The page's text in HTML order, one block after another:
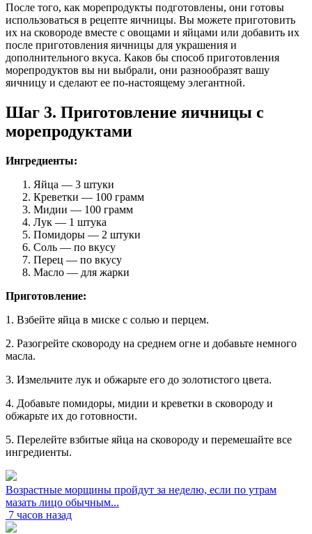
После того, как морепродукты подготовлены, они готовы
использоваться в рецепте яичницы. Вы можете приготовить
их на сковороде вместе с овощами и яйцами или добавить их
после приготовления яичницы для украшения и
дополнительного вкуса. Каков бы способ приготовления
морепродуктов вы ни выбрали, они разнообразят вашу
яичницу и сделают ее по-настоящему элегантной.
Шаг 3. Приготовление яичницы с
морепродуктами
Ингредиенты:
Яйца — 3 штуки
Креветки — 100 грамм
Мидии — 100 грамм
Лук — 1 штука
Помидоры — 2 штуки
Соль — по вкусу
Перец — по вкусу
Масло — для жарки
Приготовление:
1. Взбейте яйца в миске с солью и перцем.
2. Разогрейте сковороду на среднем огне и добавьте немного
масла.
3. Измельчите лук и обжарьте его до золотистого цвета.
4. Добавьте помидоры, мидии и креветки в сковороду и
обжарьте их до готовности.
5. Перелейте взбитые яйца на сковороду и перемешайте все
ингредиенты.
Возрастные морщины пройдут за неделю, если по утрам
мазать лицо обычным...
7 часов назад